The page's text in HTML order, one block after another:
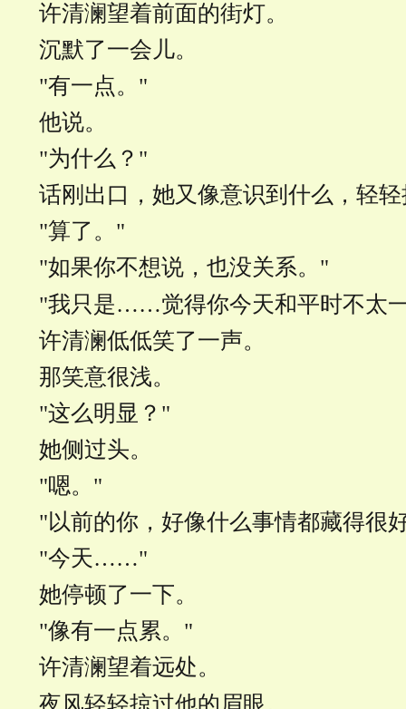
许清澜望着前面的街灯。
沉默了一会儿。
"有一点。"
他说。
"为什么？"
话刚出口，她又像意识到什么，轻
"算了。"
"如果你不想说，也没关系。"
"我只是……觉得你今天和平时不太
许清澜低低笑了一声。
那笑意很浅。
"这么明显？"
她侧过头。
"嗯。"
"以前的你，好像什么事情都藏得很
"今天……"
她停顿了一下。
"像有一点累。"
许清澜望着远处。
夜风轻轻掠过他的眉眼。